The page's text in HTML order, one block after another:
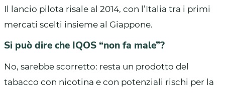
Il lancio pilota risale al 2014, con l’Italia tra i primi
mercati scelti insieme al Giappone.
Si può dire che IQOS “non fa male”?
No, sarebbe scorretto: resta un prodotto del
tabacco con nicotina e con potenziali rischi per la